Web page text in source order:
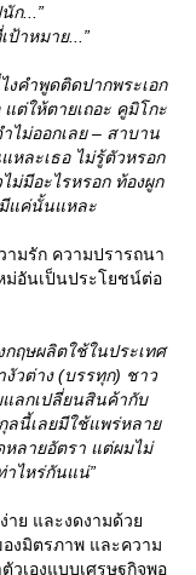
ก...”
ป้าหมาย...”
งคำพูดติดปากพระเอก
ต่ให้ตายเถอะ คูมิโกะ
ไม่ออกเลย – สาบาน
หละเธอ ไม่รู้ตัวหรอก
มีอะไรหรอก ท้องผูก
มีแค่นั้นแหละ
มรัก ความปรารถนา
ม่อันเป็นประโยชน์ต่อ
ฤษผลิตใช้ในประเทศ
วต่าง (บรรทุก) ชาว
ลกเปลี่ยนสินค้ากับ
ลนี้เลยมีใช้แพร่หลา
ลายอัตรา แต่ผมไม่
ไหร่กันแน่”
าย และงดงามด้ว
งมิตรภาพ และความ
วเองแบบเศรษฐกิจพอ